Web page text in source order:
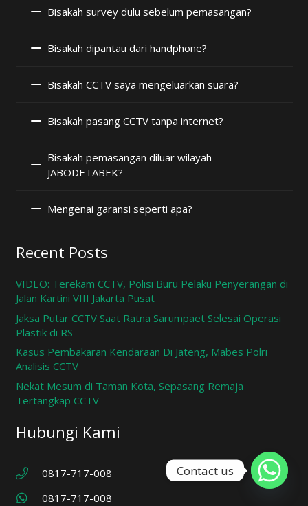
Bisakah survey dulu sebelum pemasangan?
Bisakah dipantau dari handphone?
Bisakah CCTV saya mengeluarkan suara?
Bisakah pasang CCTV tanpa internet?
Bisakah pemasangan diluar wilayah
JABODETABEK?
Mengenai garansi seperti apa?
Recent Posts
VIDEO: Terekam CCTV, Polisi Buru Pelaku Penyerangan di
Jalan Kartini VIII Jakarta Pusat
Jaksa Putar CCTV Saat Ratna Sarumpaet Selesai Operasi
Plastik di RS
Kasus Pembakaran Kendaraan Di Jateng, Mabes Polri
Analisis CCTV
Nekat Mesum di Taman Kota, Sepasang Remaja
Tertangkap CCTV
Hubungi Kami
0817-717-008
0817-717-008
Contact us